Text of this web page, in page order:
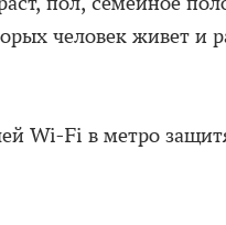
человек живет и
Wi-Fi в метро